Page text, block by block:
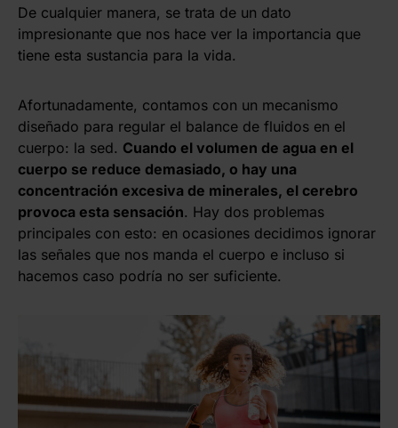
De cualquier manera, se trata de un dato
impresionante que nos hace ver la importancia que
tiene esta sustancia para la vida.
Afortunadamente, contamos con un mecanismo
diseñado para regular el balance de fluidos en el
cuerpo: la sed. Cuando el volumen de agua en el
cuerpo se reduce demasiado, o hay una
concentración excesiva de minerales, el cerebro
provoca esta sensación. Hay dos problemas
principales con esto: en ocasiones decidimos ignorar
las señales que nos manda el cuerpo e incluso si
hacemos caso podría no ser suficiente.